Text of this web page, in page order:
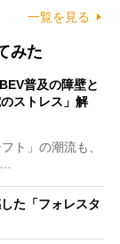
一覧を見る
みた
普及の障壁と
ストレス」解
ト」の潮流も、
た「フォレスタ